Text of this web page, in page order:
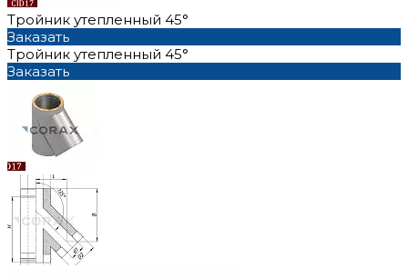
Тройник утепленный 45°
Заказать
Тройник утепленный 45°
Заказать